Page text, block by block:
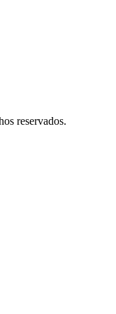
reservados.